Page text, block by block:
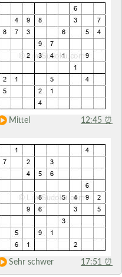
Mittel 12:45 ⏰
Sehr schwer 17:51 ⏰